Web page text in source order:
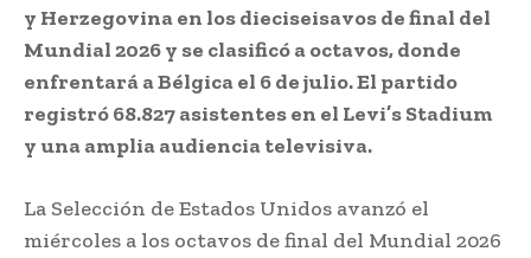
y Herzegovina en los dieciseisavos de final del
Mundial 2026 y se clasificó a octavos, donde
enfrentará a Bélgica el 6 de julio. El partido
registró 68.827 asistentes en el Levi’s Stadium
y una amplia audiencia televisiva.
La Selección de Estados Unidos avanzó el
miércoles a los octavos de final del Mundial 2026